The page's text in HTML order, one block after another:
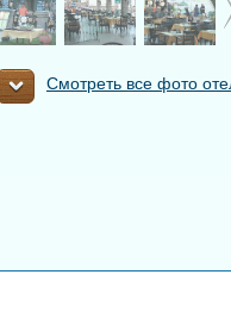
Смотреть все фото